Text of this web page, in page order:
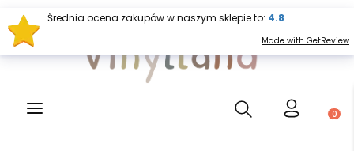
Otwórz
Średnia ocena zakupów w naszym sklepie to: 4.8
Made with GetReview